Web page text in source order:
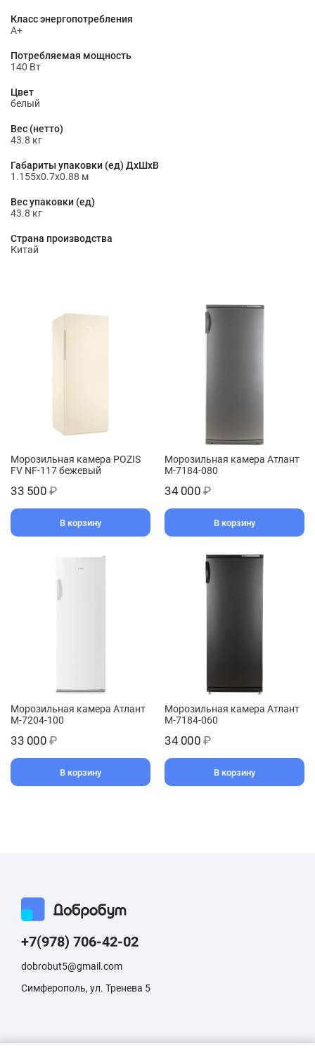
Класс энергопотребления
A+
Потребляемая мощность
140 Вт
Цвет
белый
Вес (нетто)
43.8 кг
Габариты упаковки (ед) ДхШхВ
1.155x0.7x0.88 м
Вес упаковки (ед)
43.8 кг
Страна производства
Китай
Морозильная камера POZIS
FV NF-117 бежевый
33 500 ₽
В корзину
Морозильная камера Атлант
M-7184-080
34 000 ₽
В корзину
Морозильная камера Атлант
M-7204-100
33 000 ₽
В корзину
Морозильная камера Атлант
M-7184-060
34 000 ₽
В корзину
+7(978) 706-42-02
dobrobut5@gmail.com
Симферополь, ул. Тренева 5